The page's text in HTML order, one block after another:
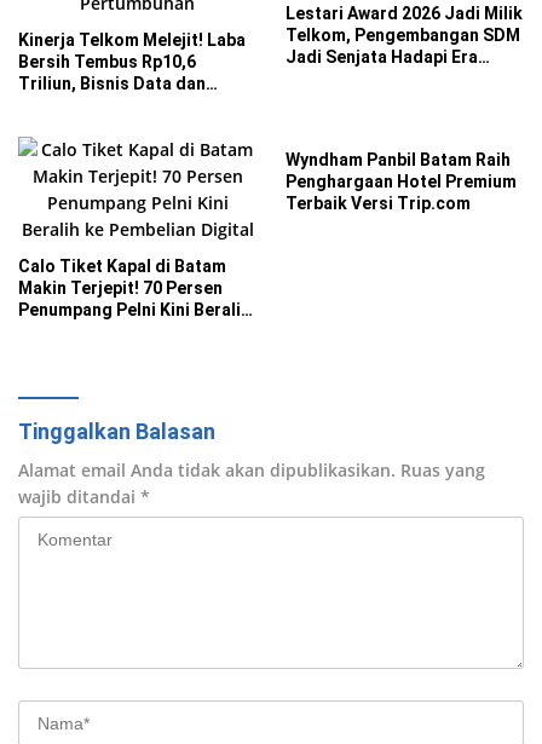
Kinerja Telkom Melejit! Laba
Bersih Tembus Rp10,6
Triliun, Bisnis Data dan
Lestari Award 2026 Jadi Milik
Telkom, Pengembangan SDM
Jadi Senjata Hadapi Era
Calo Tiket Kapal di Batam
Makin Terjepit! 70 Persen
Penumpang Pelni Kini Beralih
Wyndham Panbil Batam Raih
Penghargaan Hotel Premium
Terbaik Versi Trip.com
Tinggalkan Balasan
Alamat email Anda tidak akan dipublikasikan. Ruas yang
wajib ditandai *